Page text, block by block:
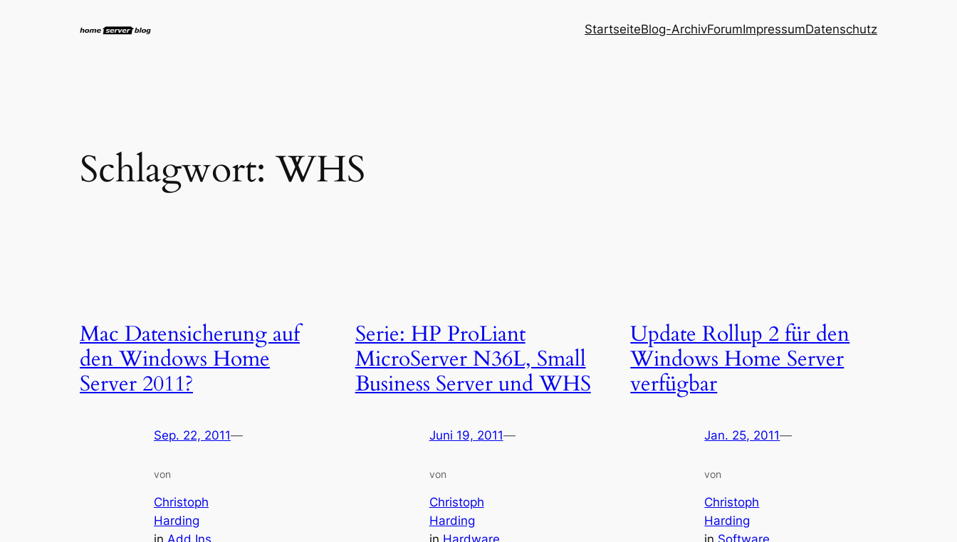
StartseiteBlog-ArchivForumImpressumDatenschutz
Schlagwort:WHS
Mac Datensicherung auf
den Windows Home
Server 2011?
Sep. 22, 2011—
von
Christoph
Harding
in Add Ins
Serie: HP ProLiant
MicroServer N36L, Small
Business Server und WHS
Juni 19, 2011—
von
Christoph
Harding
in Hardware
Update Rollup 2 für den
Windows Home Server
verfügbar
Jan. 25, 2011—
von
Christoph
Harding
in Software